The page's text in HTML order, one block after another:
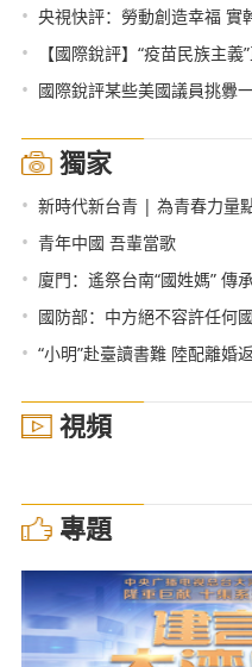
• 央視快評：勞動創造幸福 實
• 【國際銳評】“疫苗民族主
• 國際銳評某些美國議員挑釁
獨家
• 新時代新台青 | 為青春力量
• 青年中國 吾輩當歌
• 廈門：遙祭台南“國姓媽” 傳
• 國防部：中方絕不容許任何
• “小明”赴臺讀書難 陸配離婚
視頻
專題